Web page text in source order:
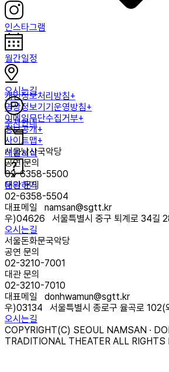
인스타그램
월간일정
오시는길
주차안내
대관서식
문의하기
개인정보처리방침+
영상정보기기운영방침+
이메일무단수집거부+
정보공개+
사이트맵+
서울남산국악당
공연 문의
02-6358-5500
대관 문의
02-6358-5504
대표메일 namsan@sgtt.kr
우)04626
서울특별시 중구 퇴계로 34길
오시는길
서울돈화문국악당
공연 문의
02-3210-7001
대관 문의
02-3210-7010
대표메일 donhwamun@sgtt.kr
우)03134
서울특별시 종로구 율곡로 102(
오시는길
COPYRIGHT(C) SEOUL NAMSAN ·
TRADITIONAL THEATER ALL RIGHTS